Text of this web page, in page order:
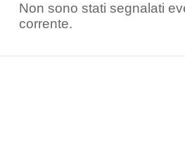
Non sono stati segnalati
corrente.